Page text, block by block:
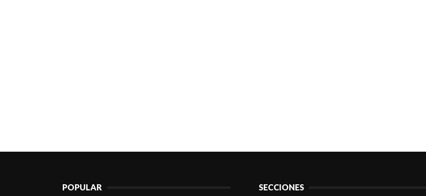
POPULAR SECCIONES